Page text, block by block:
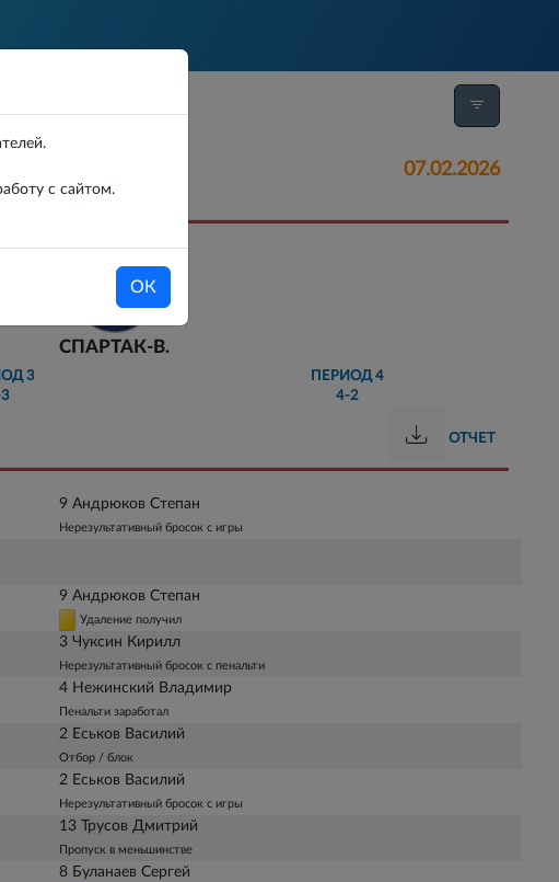
с сайтом.
ОК
07.02.2026
СПАРТАК-В.
3
ПЕРИОД4
4-2
ОТЧЕТ
9 Андрюков Степан
Нерезультативный бросок с игры
9 Андрюков Степан
Удаление получил
3 Чуксин Кирилл
Нерезультативный бросок с пенальти
4 Нежинский Владимир
Пенальти заработал
2 Еськов Василий
Отбор / блок
2 Еськов Василий
Нерезультативный бросок с игры
13 Трусов Дмитрий
Пропуск в меньшинстве
8 Буланаев Сергей